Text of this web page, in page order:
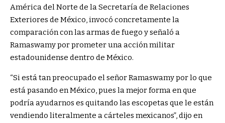
América del Norte de la Secretaría de Relaciones
Exteriores de México, invocó concretamente la
comparación con las armas de fuego y señaló a
Ramaswamy por prometer una acción militar
estadounidense dentro de México.
“Si está tan preocupado el señor Ramaswamy por lo que
está pasando en México, pues la mejor forma en que
podría ayudarnos es quitando las escopetas que le están
vendiendo literalmente a cárteles mexicanos”, dijo en